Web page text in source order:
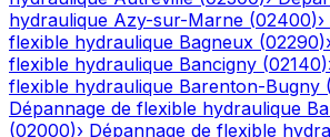
hydraulique Azy-sur-Marne (02400)›
flexible hydraulique Bagneux (02290)›
flexible hydraulique Bancigny (02140)
flexible hydraulique Barenton-Bugny (
Dépannage de flexible hydraulique
(02000)› Dépannage de flexible